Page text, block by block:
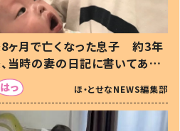
ヶ月で亡くなった息子 約3年
当時の妻の日記に書いてあっ
とは
ほ・とせなNEWS編集部